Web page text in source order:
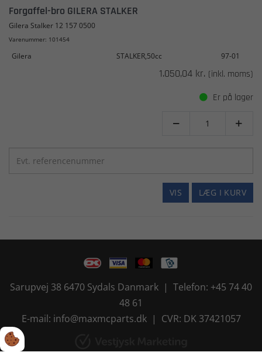
Forgaffel-bro GILERA STALKER
Gilera Stalker 12 157 0500
Varenummer: 101454
Gilera STALKER,50cc 97-01
1.050,04 kr. (inkl. moms)
Er på lager
 
LÆG I KURV
VIS
Sarupvej 38 6470 Sydals Danmark | Telefon: +45 74 40
48 61
E-mail: info@maxmcparts.dk | CVR: DK 37421057